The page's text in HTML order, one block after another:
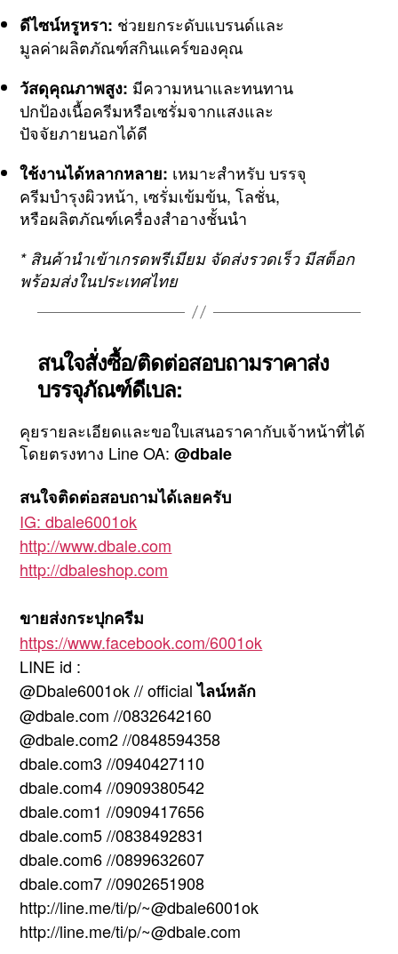
ดีไซน์หรูหรา: ช่วยยกระดับแบรนด์และ
มูลค่าผลิตภัณฑ์สกินแคร์ของคุณ
วัสดุคุณภาพสูง: มีความหนาและทนทาน
ปกป้องเนื้อครีมหรือเซรั่มจากแสงและ
ปัจจัยภายนอกได้ดี
ใช้งานได้หลากหลาย: เหมาะสำหรับ บรรจุ
ครีมบำรุงผิวหน้า, เซรั่มเข้มข้น, โลชั่น,
หรือผลิตภัณฑ์เครื่องสำอางชั้นนำ
* สินค้านำเข้าเกรดพรีเมียม จัดส่งรวดเร็ว มีสต็อก
พร้อมส่งในประเทศไทย
สนใจสั่งซื้อ/ติดต่อสอบถามราคาส่ง
บรรจุภัณฑ์ดีเบล:
คุยรายละเอียดและขอใบเสนอราคากับเจ้าหน้าที่ได้
โดยตรงทาง Line OA:@dbale
สนใจติดต่อสอบถามได้เลยครับ
IG: dbale6001ok
http://www.dbale.com
http://dbaleshop.com
ขายส่งกระปุกครีม
https://www.facebook.com/6001ok
LINE id :
@Dbale6001ok // officialไลน์หลัก
@dbale.com //0832642160
@dbale.com2 //0848594358
dbale.com3 //0940427110
dbale.com4 //0909380542
dbale.com1 //0909417656
dbale.com5 //0838492831
dbale.com6 //0899632607
dbale.com7 //0902651908
http://line.me/ti/p/~@dbale6001ok
http://line.me/ti/p/~@dbale.com